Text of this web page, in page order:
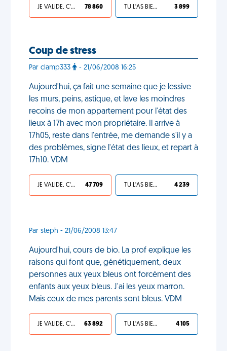
JE VALIDE, C'EST UNE VDM 78 860 TU L'AS BIEN MÉRITÉ 3 899
Coup de stress
Par clamp333 - 21/06/2008 16:25
Aujourd'hui, ça fait une semaine que je lessive
les murs, peins, astique, et lave les moindres
recoins de mon appartement pour l'état des
lieux à 17h avec mon propriétaire. Il arrive à
17h05, reste dans l'entrée, me demande s'il y a
des problèmes, signe l'état des lieux, et repart à
17h10. VDM
JE VALIDE, C'EST UNE VDM 47 709 TU L'AS BIEN MÉRITÉ 4 239
Par steph - 21/06/2008 13:47
Aujourd'hui, cours de bio. La prof explique les
raisons qui font que, génétiquement, deux
personnes aux yeux bleus ont forcément des
enfants aux yeux bleus. J'ai les yeux marron.
Mais ceux de mes parents sont bleus. VDM
JE VALIDE, C'EST UNE VDM 63 892 TU L'AS BIEN MÉRITÉ 4 105